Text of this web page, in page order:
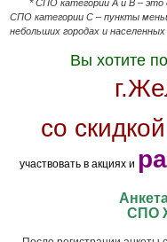
* СПО категорий А и В –
СПО категории C – пункты
небольших городах и населенных
Вы хотите
со скидкой
участвовать в акциях и
СПО